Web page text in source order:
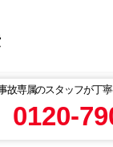
故専属のスタッフが丁
0120-